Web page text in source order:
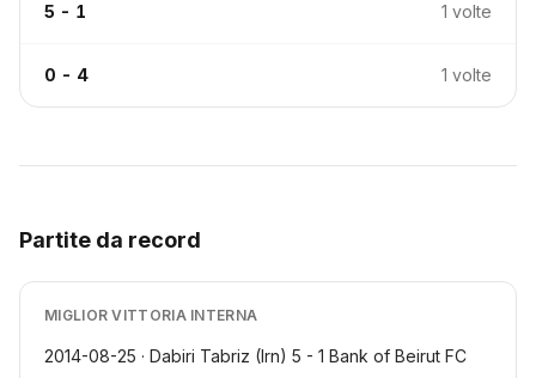
5 - 1 1 volte
0 - 4 1 volte
Partite da record
MIGLIOR VITTORIA INTERNA
2014-08-25 · Dabiri Tabriz (Irn) 5 - 1 Bank of Beirut FC